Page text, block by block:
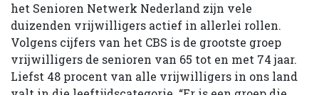
het Senioren Netwerk Nederland zijn vele
duizenden vrijwilligers actief in allerlei rollen.
Volgens cijfers van het CBS is de grootste groep
vrijwilligers de senioren van 65 tot en met 74 jaar.
Liefst 48 procent van alle vrijwilligers in ons land